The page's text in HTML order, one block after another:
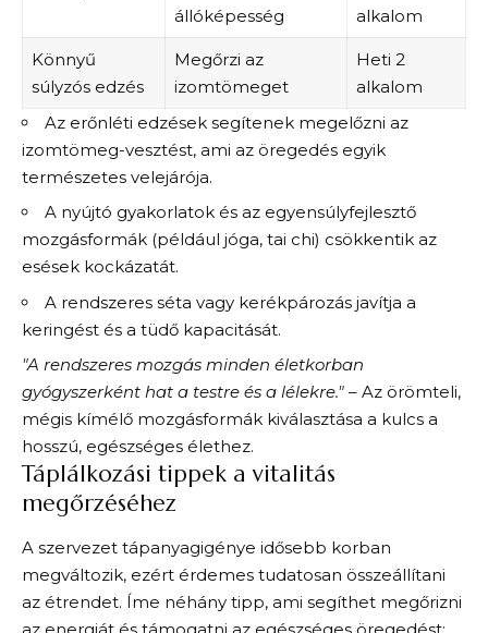
állóképesség
alkalom
Könnyű
súlyzós edzés
Megőrzi az
izomtömeget
Heti 2
alkalom
Az erőnléti edzések segítenek megelőzni az
izomtömeg-vesztést, ami az öregedés egyik
természetes velejárója.
A nyújtó gyakorlatok és az egyensúlyfejlesztő
mozgásformák (például jóga, tai chi) csökkentik az
esések kockázatát.
A rendszeres séta vagy kerékpározás javítja a
keringést és a tüdő kapacitását.
"A rendszeres mozgás minden életkorban
gyógyszerként hat a testre és a lélekre." – Az örömteli,
mégis kímélő mozgásformák kiválasztása a kulcs a
hosszú, egészséges élethez.
Táplálkozási tippek a vitalitás
megőrzéséhez
A szervezet tápanyagigénye idősebb korban
megváltozik, ezért érdemes tudatosan összeállítani
az étrendet. Íme néhány tipp, ami segíthet megőrizni